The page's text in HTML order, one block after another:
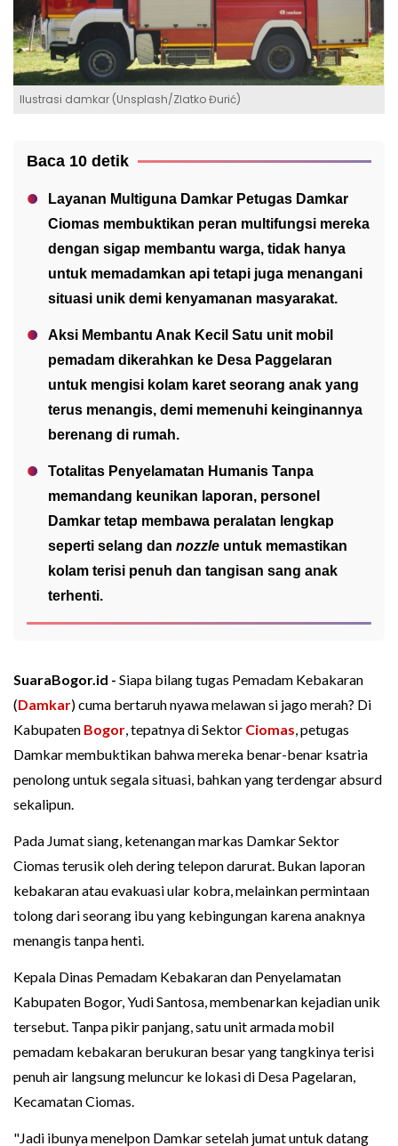
Ilustrasi damkar (Unsplash/Zlatko Đurić)
Baca 10 detik
Layanan Multiguna Damkar Petugas Damkar
Ciomas membuktikan peran multifungsi mereka
dengan sigap membantu warga, tidak hanya
untuk memadamkan api tetapi juga menangani
situasi unik demi kenyamanan masyarakat.
Aksi Membantu Anak Kecil Satu unit mobil
pemadam dikerahkan ke Desa Paggelaran
untuk mengisi kolam karet seorang anak yang
terus menangis, demi memenuhi keinginannya
berenang di rumah.
Totalitas Penyelamatan Humanis Tanpa
memandang keunikan laporan, personel
Damkar tetap membawa peralatan lengkap
seperti selang dan nozzle untuk memastikan
kolam terisi penuh dan tangisan sang anak
terhenti.
SuaraBogor.id - Siapa bilang tugas Pemadam Kebakaran
(Damkar) cuma bertaruh nyawa melawan si jago merah? Di
Kabupaten Bogor, tepatnya di Sektor Ciomas, petugas
Damkar membuktikan bahwa mereka benar-benar ksatria
penolong untuk segala situasi, bahkan yang terdengar absurd
sekalipun.
Pada Jumat siang, ketenangan markas Damkar Sektor
Ciomas terusik oleh dering telepon darurat. Bukan laporan
kebakaran atau evakuasi ular kobra, melainkan permintaan
tolong dari seorang ibu yang kebingungan karena anaknya
menangis tanpa henti.
Kepala Dinas Pemadam Kebakaran dan Penyelamatan
Kabupaten Bogor, Yudi Santosa, membenarkan kejadian unik
tersebut. Tanpa pikir panjang, satu unit armada mobil
pemadam kebakaran berukuran besar yang tangkinya terisi
penuh air langsung meluncur ke lokasi di Desa Pagelaran,
Kecamatan Ciomas.
"Jadi ibunya menelpon Damkar setelah jumat untuk datang